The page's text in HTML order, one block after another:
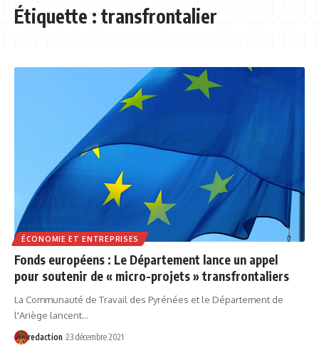
Étiquette :transfrontalier
ÉCONOMIE ET ENTREPRISES
Fonds européens : Le Département lance un appel
pour soutenir de « micro-projets » transfrontaliers
La Communauté de Travail des Pyrénées et le Département de
l'Ariège lancent…
redaction 23 décembre 2021